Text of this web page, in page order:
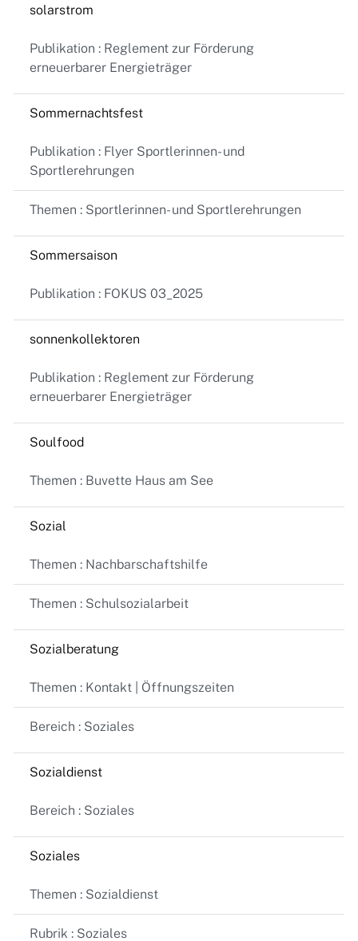
solarstrom
Publikation : Reglement zur Förderung
erneuerbarer Energieträger
Sommernachtsfest
Publikation : Flyer Sportlerinnen- und
Sportlerehrungen
Themen : Sportlerinnen- und Sportlerehrungen
Sommersaison
Publikation : FOKUS 03_2025
sonnenkollektoren
Publikation : Reglement zur Förderung
erneuerbarer Energieträger
Soulfood
Themen : Buvette Haus am See
Sozial
Themen : Nachbarschaftshilfe
Themen : Schulsozialarbeit
Sozialberatung
Themen : Kontakt | Öffnungszeiten
Bereich : Soziales
Sozialdienst
Bereich : Soziales
Soziales
Themen : Sozialdienst
Rubrik : Soziales